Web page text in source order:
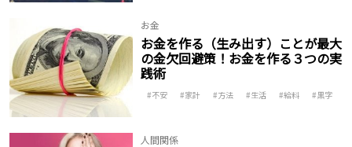
お金
お金を作る（生み出す）ことが最大
の金欠回避策！お金を作る３つの実
践術
不安 家計 方法 生活 給料 黒字
人間関係